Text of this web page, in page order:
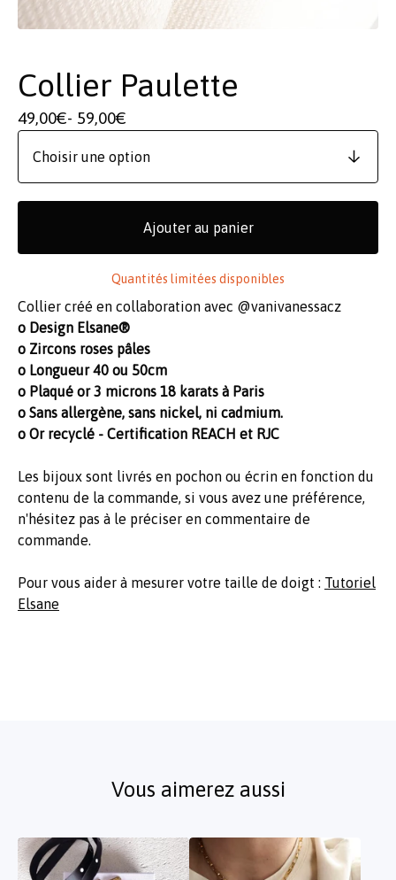
Collier Paulette
49,00€- 59,00€
Ajouter au panier
Quantités limitées disponibles
Collier créé en collaboration avec @vanivanessacz
o Design Elsane®
o Zircons roses pâles
o Longueur 40 ou 50cm
o Plaqué or 3 microns 18 karats à Paris
o Sans allergène, sans nickel, ni cadmium.
o Or recyclé - Certification REACH et RJC
Les bijoux sont livrés en pochon ou écrin en fonction du
contenu de la commande, si vous avez une préférence,
n'hésitez pas à le préciser en commentaire de
commande.
Pour vous aider à mesurer votre taille de doigt : Tutoriel
Elsane
Vous aimerez aussi